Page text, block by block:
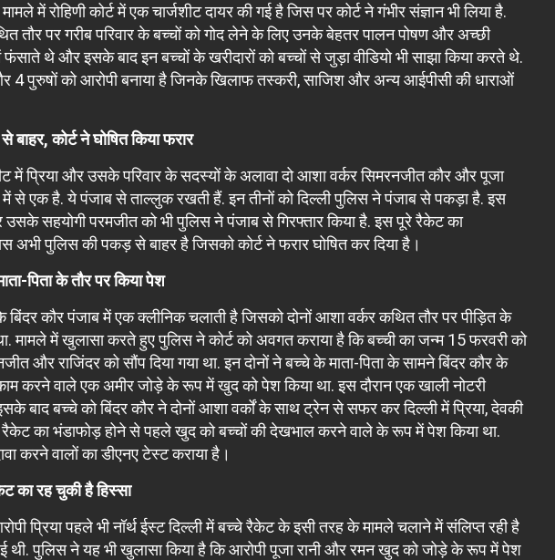
में रोहिणी कोर्ट में एक चार्जशीट दायर की गई है जिस पर कोर्ट ने गंभीर संज्ञान भी लिया है.
तौर पर गरीब परिवार के बच्चों को गोद लेने के लिए उनके बेहतर पालन पोषण और अच्‍छी
थे और इसके बाद इन बच्चों के खरीदारों को बच्चों से जुड़ा वीडियो भी साझा किया करते थे.
4 पुरुषों को आरोपी बनाया है जिनके खिलाफ तस्करी, साजिश और अन्य आईपीसी की धाराओं
कोर्ट ने घोष‍ित क‍िया फरार
में प्रिया और उसके परिवार के सदस्यों के अलावा दो आशा वर्कर सिमरनजीत कौर और पूजा
में से एक है. ये पंजाब से ताल्‍लुक रखती हैं. इन तीनों को दिल्ली पुलिस ने पंजाब से पकड़ा है. इस
उसके सहयोगी परमजीत को भी पुलिस ने पंजाब से गिरफ्तार किया है. इस पूरे रैकेट का
अभी पुलिस की पकड़ से बाहर है जिसको कोर्ट ने फरार घोषित कर दिया है।
पिता के तौर पर क‍िया पेश
बिंदर कौर पंजाब में एक क्लीनिक चलाती है जिसको दोनों आशा वर्कर कथित तौर पर पीड़ित के
मामले में खुलासा करते हुए पुलिस ने कोर्ट को अवगत कराया है कि बच्ची का जन्म 15 फरवरी को
और राज‍िंदर को सौंप दिया गया था. इन दोनों ने बच्चे के माता-पिता के सामने बिंदर कौर के
करने वाले एक अमीर जोड़े के रूप में खुद को पेश किया था. इस दौरान एक खाली नोटरी
बाद बच्चे को बिंदर कौर ने दोनों आशा वर्कों के साथ ट्रेन से सफर कर दिल्ली में प्रिया, देवकी
रैकेट का भंडाफोड़ होने से पहले खुद को बच्चों की देखभाल करने वाले के रूप में पेश किया था.
करने वालों का डीएनए टेस्‍ट कराया है।
का रह चुकी है हिस्सा
प्रिया पहले भी नॉर्थ ईस्ट दिल्ली में बच्चे रैकेट के इसी तरह के मामले चलाने में संल‍िप्‍त रही है
थी. पुलिस ने यह भी खुलासा किया है कि आरोपी पूजा रानी और रमन खुद को जोड़े के रूप में पेश